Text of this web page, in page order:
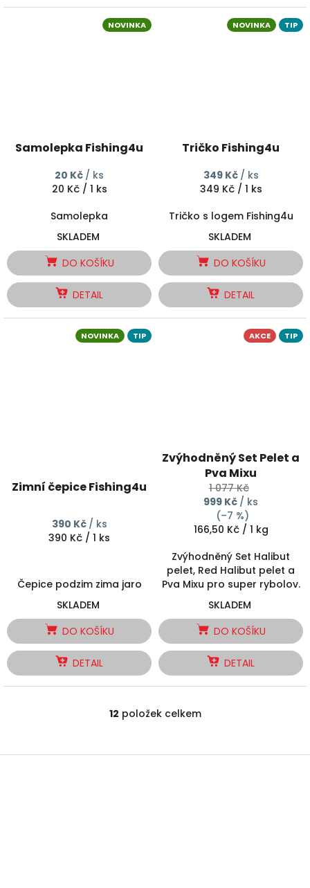
NOVINKA
Samolepka Fishing4u
20 Kč / ks
Měrná
20 Kč / 1 ks
Samolepka
SKLADEM
DO KOŠÍKU
DETAIL
NOVINKA TIP
Tričko Fishing4u
349 Kč / ks
Měrná
349 Kč / 1 ks
Tričko s logem Fishing4u
SKLADEM
DO KOŠÍKU
DETAIL
NOVINKA TIP
Zimní čepice Fishing4u
390 Kč / ks
Měrná
390 Kč / 1 ks
Čepice podzim zima jaro
SKLADEM
DO KOŠÍKU
DETAIL
AKCE TIP
Zvýhodněný Set Pelet a
Pva Mixu
1 077 Kč
999 Kč / ks
(–7 %)
Měrná
166,50 Kč / 1 kg
Zvýhodněný Set Halibut
pelet, Red Halibut pelet a
Pva Mixu pro super rybolov.
SKLADEM
DO KOŠÍKU
DETAIL
O
á
12 položek celkem
Z